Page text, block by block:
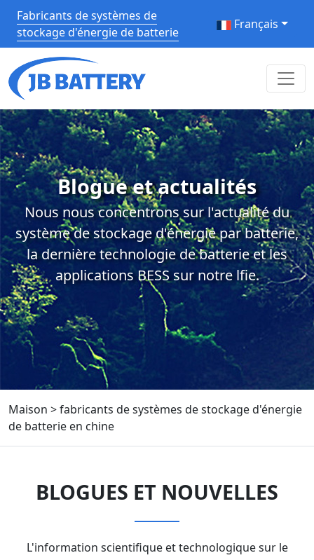
Fabricants de systèmes de
stockage d'énergie de batterie
Français
Blogue et actualités
Nous nous concentrons sur l'actualité du
système de stockage d'énergie par batterie,
la dernière technologie de batterie et les
applications BESS sur notre lfie.
Maison >fabricants de systèmes de stockage d'énergie
de batterie en chine
BLOGUES ET NOUVELLES
L'information scientifique et technologique sur le